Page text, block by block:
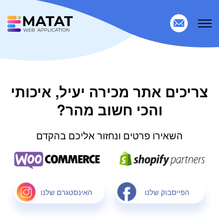
צריכים אתר מכירה יעיל, איכותי
והכי חשוב מהר?
השאירו פרטים ונחזור אליכם בהקדם
הפייסבוק שלנו האינסטגרם שלנו